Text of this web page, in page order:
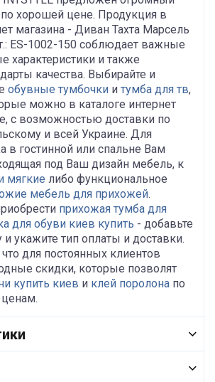
по хорошей цене. Продукция в
магазина - Диван Тахта Марсель
ES-1002-150 соблюдает важные
характеристики и также
качества. Выбирайте и
обувные тумбочки и тумба для тв,
можно в каталоге интернет
с возможностью доставки по
и всей Украине. Для
в гостинной или спальне Вам
под Ваш дизайн мебель, к
мягкие либо функциональное
мебель для прихожей.
прихожая тумба для
для обуви киев купить - добавьте
и укажите тип оплаты и доставки.
для постоянных клиентов
скидки, которые позволят
купить киев и клей поролона по